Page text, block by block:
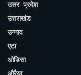
उत्तर प्रदेश
उत्तराखंड
उन्नाव
एटा
ओडिसा